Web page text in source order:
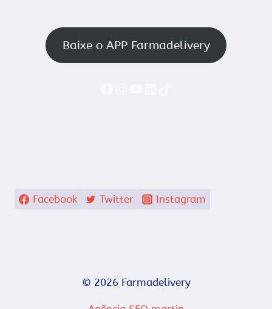
Baixe o APP Farmadelivery
Facebook Twitter Instagram
© 2026 Farmadelivery